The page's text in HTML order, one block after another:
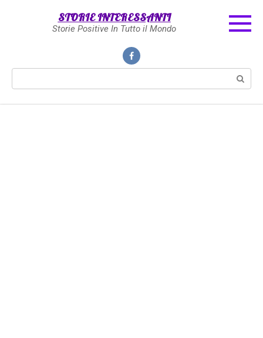
STORIE INTERESSANTI
Storie Positive In Tutto il Mondo